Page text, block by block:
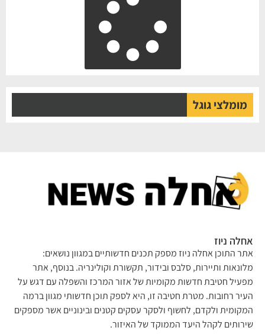
מומלצי גוגל
אחלה ניוז
אתר התוכן אחלה ניוז מספק תכנים חדשותיים במגוון נושאים:
מלונאות ותיירות, סלבס ובידור, תקשורת וקולינריה. בנוסף, אתר
מפעיל חטיבת חדשות מקומיות של אזור המרכז והשפלה עם דגש על
העיר רחובות. מטרת חטיבה זו, היא לספק תוכן חדשותי מגוון ברמה
המקומית ולקדם, לחשוף ולסקר עסקים קטנים ובינוניים אשר מספקים
שירותים לקהל היעד הממוקד של האיזור.